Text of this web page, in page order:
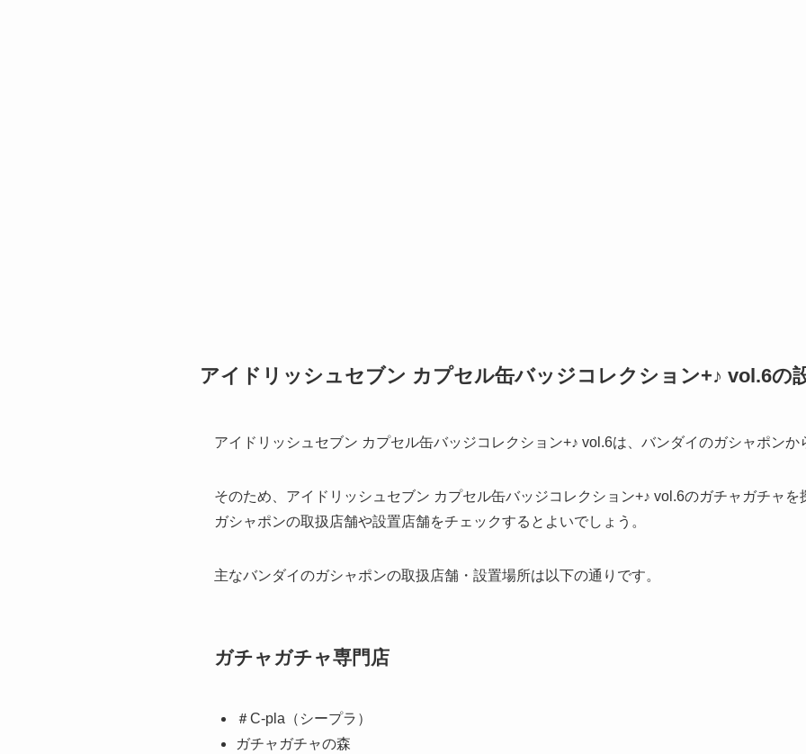
アイドリッシュセブン カプセル缶バッジコレクション+♪ vol.6の
アイドリッシュセブン カプセル缶バッジコレクション+♪ vol.6は、バンダイのガシャポンか
そのため、アイドリッシュセブン カプセル缶バッジコレクション+♪ vol.6のガチャガチャ
ガシャポンの取扱店舗や設置店舗をチェックするとよいでしょう。
主なバンダイのガシャポンの取扱店舗・設置場所は以下の通りです。
ガチャガチャ専門店
＃C-pla（シープラ）
ガチャガチャの森